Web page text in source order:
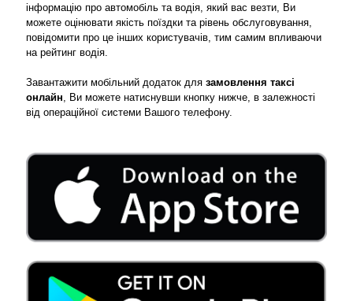
інформацію про автомобіль та водія, який вас везти, Ви
можете оцінювати якість поїздки та рівень обслуговування,
повідомити про це інших користувачів, тим самим впливаючи
на рейтинг водія.
Завантажити мобільний додаток для замовлення таксі
онлайн, Ви можете натиснувши кнопку нижче, в залежності
від операційної системи Вашого телефону.